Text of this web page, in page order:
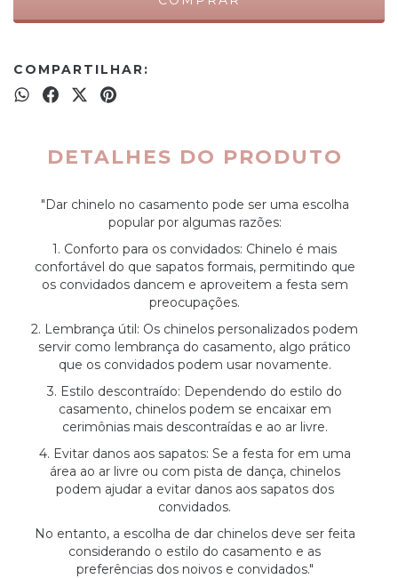
COMPARTILHAR:
DETALHES DO PRODUTO
"Dar chinelo no casamento pode ser uma escolha
popular por algumas razões:
1. Conforto para os convidados: Chinelo é mais
confortável do que sapatos formais, permitindo que
os convidados dancem e aproveitem a festa sem
preocupações.
2. Lembrança útil: Os chinelos personalizados podem
servir como lembrança do casamento, algo prático
que os convidados podem usar novamente.
3. Estilo descontraído: Dependendo do estilo do
casamento, chinelos podem se encaixar em
cerimônias mais descontraídas e ao ar livre.
4. Evitar danos aos sapatos: Se a festa for em uma
área ao ar livre ou com pista de dança, chinelos
podem ajudar a evitar danos aos sapatos dos
convidados.
No entanto, a escolha de dar chinelos deve ser feita
considerando o estilo do casamento e as
preferências dos noivos e convidados."